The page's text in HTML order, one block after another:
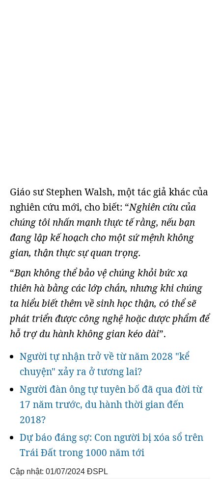
Giáo sư Stephen Walsh, một tác giả khác của
nghiên cứu mới, cho biết: “Nghiên cứu của
chúng tôi nhấn mạnh thực tế rằng, nếu bạn
đang lập kế hoạch cho một sứ mệnh không
gian, thận thực sự quan trọng.
“Bạn không thể bảo vệ chúng khỏi bức xạ
thiên hà bằng các lớp chắn, nhưng khi chúng
ta hiểu biết thêm về sinh học thận, có thể sẽ
phát triển được công nghệ hoặc dược phẩm để
hỗ trợ du hành không gian kéo dài”.
Người tự nhận trở về từ năm 2028 "kể
chuyện" xảy ra ở tương lai?
Người đàn ông tự tuyên bố đã qua đời từ
17 năm trước, du hành thời gian đến
2018?
Dự báo đáng sợ: Con người bị xóa sổ trên
Trái Đất trong 1000 năm tới
Cập nhật: 01/07/2024 ĐSPL